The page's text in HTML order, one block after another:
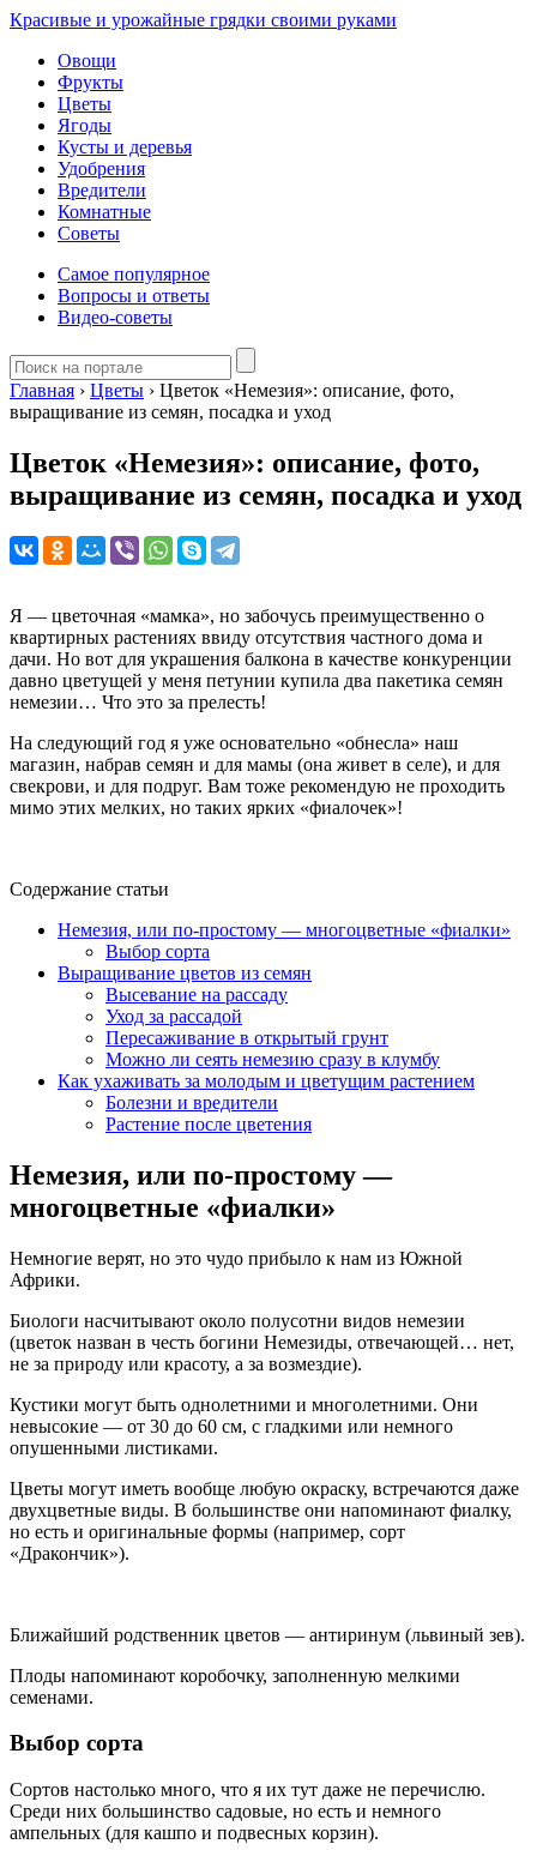
Красивые и урожайные грядки своими руками
Овощи
Фрукты
Цветы
Ягоды
Кусты и деревья
Удобрения
Вредители
Комнатные
Советы
Самое популярное
Вопросы и ответы
Видео-советы
Главная › Цветы › Цветок «Немезия»: описание, фото,
выращивание из семян, посадка и уход
Цветок «Немезия»: описание, фото,
выращивание из семян, посадка и уход
Я — цветочная «мамка», но забочусь преимущественно о
квартирных растениях ввиду отсутствия частного дома и
дачи. Но вот для украшения балкона в качестве конкуренции
давно цветущей у меня петунии купила два пакетика семян
немезии… Что это за прелесть!
На следующий год я уже основательно «обнесла» наш
магазин, набрав семян и для мамы (она живет в селе), и для
свекрови, и для подруг. Вам тоже рекомендую не проходить
мимо этих мелких, но таких ярких «фиалочек»!
Содержание статьи
Немезия, или по-простому — многоцветные «фиалки»
Выбор сорта
Выращивание цветов из семян
Высевание на рассаду
Уход за рассадой
Пересаживание в открытый грунт
Можно ли сеять немезию сразу в клумбу
Как ухаживать за молодым и цветущим растением
Болезни и вредители
Растение после цветения
Немезия, или по-простому —
многоцветные «фиалки»
Немногие верят, но это чудо прибыло к нам из Южной
Африки.
Биологи насчитывают около полусотни видов немезии
(цветок назван в честь богини Немезиды, отвечающей… нет,
не за природу или красоту, а за возмездие).
Кустики могут быть однолетними и многолетними. Они
невысокие — от 30 до 60 см, с гладкими или немного
опушенными листиками.
Цветы могут иметь вообще любую окраску, встречаются даже
двухцветные виды. В большинстве они напоминают фиалку,
но есть и оригинальные формы (например, сорт
«Дракончик»).
Ближайший родственник цветов — антиринум (львиный зев).
Плоды напоминают коробочку, заполненную мелкими
семенами.
Выбор сорта
Сортов настолько много, что я их тут даже не перечислю.
Среди них большинство садовые, но есть и немного
ампельных (для кашпо и подвесных корзин).